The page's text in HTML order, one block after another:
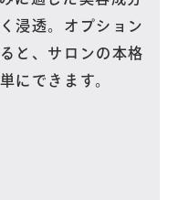
浸透。オプション
と、サロンの本格
にできます。